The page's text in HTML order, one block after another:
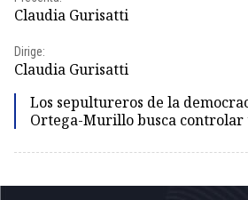
Claudia Gurisatti
Dirige:
Claudia Gurisatti
Los sepultureros de la
Ortega-Murillo busca controlar